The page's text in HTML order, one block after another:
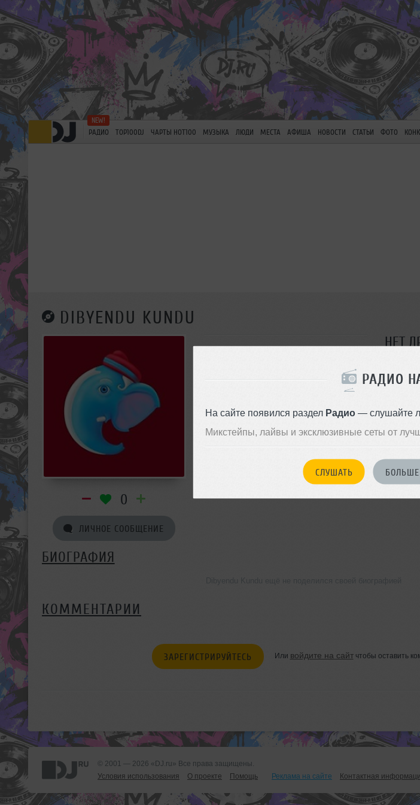
РАДИО
На сайте появился раздел Радио— слушайте
Микстейпы, лайвы и эксклюзивные сеты от
СЛУШАТЬ
РАДИО TOP100DJ ЧАРТЫ HOT100 МУЗЫКА ЛЮДИ МЕСТА АФИША НОВОСТИ СТАТЬИ ФОТО
DIBYENDU KUNDU
0
ЛИЧНОЕ СООБЩЕНИЕ
НЕТ
БИОГРАФИЯ
КОММЕНТАРИИ
ЗАРЕГИСТРИРУЙТЕСЬ Или войдите на сайтчтобы оставить
© 2001 — 2026 «DJ.ru» Все права защищены.
Условия использования
О проекте Помощь Реклама на сайте Контактная